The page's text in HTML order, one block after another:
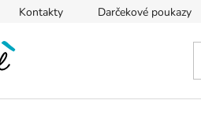
Kontakty Darčekové poukazy